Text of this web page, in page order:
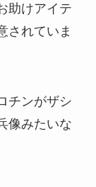
助けアイテ
されていま
チンがザシ
像みたいな